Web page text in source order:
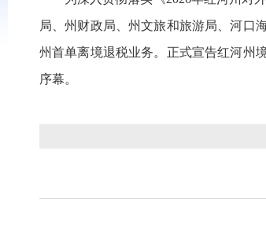
局、州财政局、州文旅和旅游局、河口
州首单离境退税业务。正式宣告红河州
序幕。